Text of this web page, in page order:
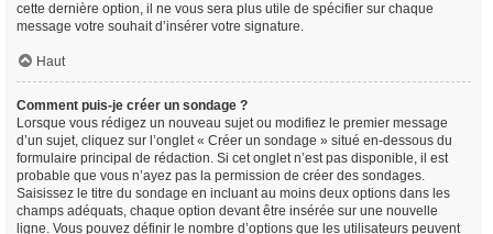
cette dernière option, il ne vous sera plus utile de spécifier sur chaque
message votre souhait d’insérer votre signature.
Haut
Comment puis-je créer un sondage ?
Lorsque vous rédigez un nouveau sujet ou modifiez le premier message
d’un sujet, cliquez sur l’onglet « Créer un sondage » situé en-dessous du
formulaire principal de rédaction. Si cet onglet n’est pas disponible, il est
probable que vous n’ayez pas la permission de créer des sondages.
Saisissez le titre du sondage en incluant au moins deux options dans les
champs adéquats, chaque option devant être insérée sur une nouvelle
ligne. Vous pouvez définir le nombre d’options que les utilisateurs peuvent